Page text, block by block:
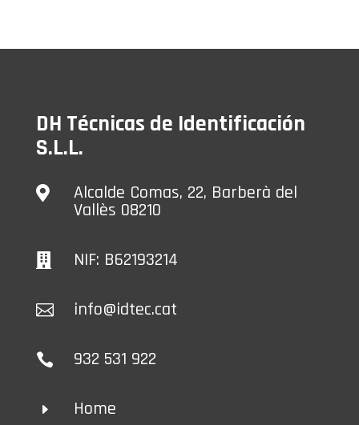
DH Técnicas de Identificación
S.L.L.
 Alcalde Comas, 22, Barberà del
Vallès 08210
 NIF: B62193214
 info@idtec.cat
 932 531 922
E Home